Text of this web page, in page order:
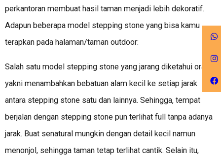
perkantoran membuat hasil taman menjadi lebih dekoratif.
Adapun beberapa model stepping stone yang bisa kamu
terapkan pada halaman/taman outdoor:
Salah satu model stepping stone yang jarang diketahui orang
yakni menambahkan bebatuan alam kecil ke setiap jarak
antara stepping stone satu dan lainnya. Sehingga, tempat
berjalan dengan stepping stone pun terlihat full tanpa adanya
jarak. Buat senatural mungkin dengan detail kecil namun
menonjol, sehingga taman tetap terlihat cantik. Selain itu,